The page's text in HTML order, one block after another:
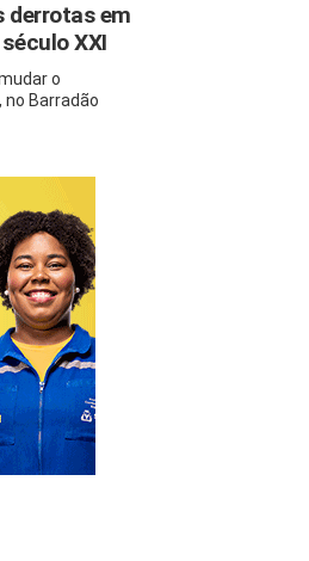
derrotas em
XXI
o
Barradão